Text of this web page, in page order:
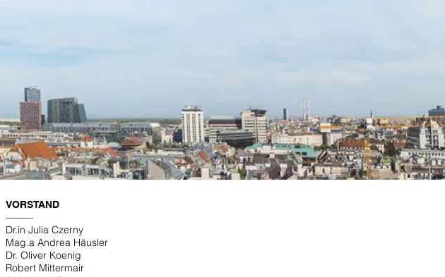
VORSTAND
––––––
Dr.in Julia Czerny
Mag.a Andrea Häusler
Dr. Oliver Koenig
Robert Mittermair